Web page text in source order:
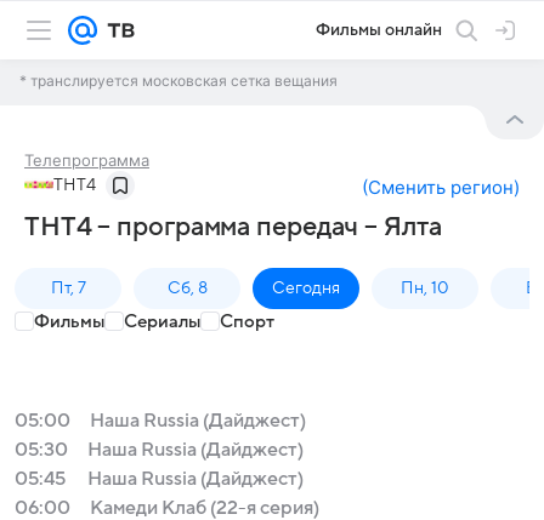
Фильмы онлайн
* транслируется московская сетка вещания
Телепрограмма
ТНТ4 (Сменить регион)
ТНТ4 – программа передач – Ялта
Пт, 7 Сб, 8 Сегодня Пн, 10
Фильмы Сериалы Спорт
05:00
Наша Russia (Дайджест)
05:30
Наша Russia (Дайджест)
05:45
Наша Russia (Дайджест)
06:00
Камеди Клаб (22-я серия)